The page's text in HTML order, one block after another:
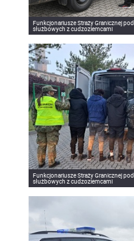
Funkcjonariusze Straży Granicznej
służbowych z cudzoziemcami
Funkcjonariusze Straży Granicznej
służbowych z cudzoziemcami